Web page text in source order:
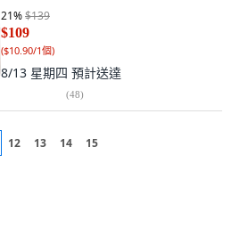
21%$139
$109
($10.90/1個)
8/13 星期四 預計送達
(48)
12 13 14 15